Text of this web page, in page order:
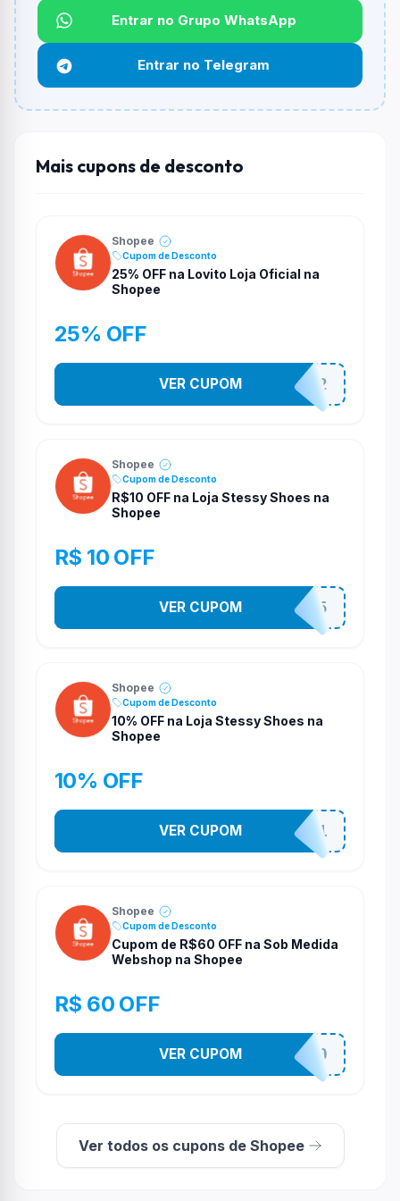
Qual é o desconto máximo?
Não informado ou sem limite.
Funciona em qualquer produto?
Não necessariamente. Depende de itens participantes
e alguns vendedores ou produtos especificos podem
Entrar no Grupo WhatsApp
Entrar no Telegram
Mais cupons de desconto
Shopee
Cupom de Desconto
25% OFF na Lovito Loja Oficial na
Shopee
25% OFF
141525852
VER CUPOM
Shopee
Cupom de Desconto
R$10 OFF na Loja Stessy Shoes na
Shopee
R$ 10 OFF
STES2525
VER CUPOM
Shopee
Cupom de Desconto
10% OFF na Loja Stessy Shoes na
Shopee
10% OFF
STES2541
VER CUPOM
Shopee
Cupom de Desconto
Cupom de R$60 OFF na Sob Medida
Webshop na Shopee
R$ 60 OFF
SOBM60400
VER CUPOM
Ver todos os cupons de Shopee